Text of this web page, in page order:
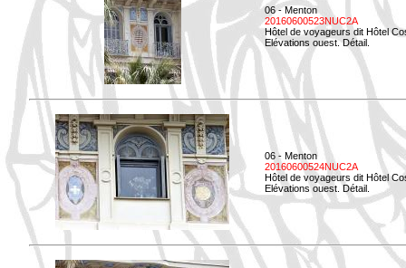
06 - Menton
20160600523NUC2A
Hôtel de voyageurs dit Hôtel
Elévations ouest. Détail.
06 - Menton
20160600524NUC2A
Hôtel de voyageurs dit Hôtel
Elévations ouest. Détail.